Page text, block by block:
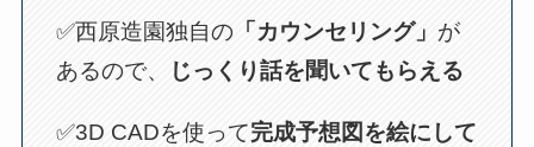
✅西原造園独自の 「カウンセリング」 が
あるので、
じっくり話を聞いてもらえる
✅3D CADを使って完成予想図を絵にして